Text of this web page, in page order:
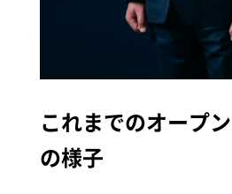
これまでのオープ
の様子